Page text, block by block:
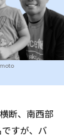
断、南西部
すが、バ